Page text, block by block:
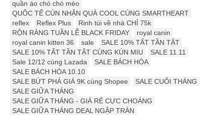
quần áo chó chó mèo
QUỐC TẾ CÚN NHẬN QUÀ COOL CÙNG SMARTHEART
reflex
Reflex Plus
Rinh túi về nhà CHỈ 75k
RỘN RÀNG TUẦN LỄ BLACK FRIDAY
royal canin
royal canin kitten 36
sale
SALE 10% TẤT TẦN TẬT
SALE 10% TẤT TẦN TẬT CÙNG KÚN MIU
SALE 11.11
Sale 12/12 cùng Lazada
SALE BÁCH HÓA
SALE BÁCH HÓA 10.10
SALE BỨT PHÁ GIÁ 9K cùng Shopee
SALE CUỐI THÁNG
SALE GIỮA THÁNG
SALE GIỮA THÁNG - GIÁ RẺ CỰC CHOÁNG
SALE GIỮA THÁNG DEAL NGẬP TRÀN